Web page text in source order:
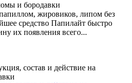
и бородавки
жировиков, липом без
средство Папилайт быстро
их появления всего...